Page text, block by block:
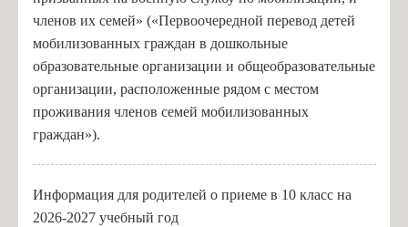
членов их семей» («Первоочередной перевод детей
мобилизованных граждан в дошкольные
образовательные организации и общеобразовательные
организации, расположенные рядом с местом
проживания членов семей мобилизованных
граждан»).
Информация для родителей о приеме в 10 класс на
2026-2027 учебный год